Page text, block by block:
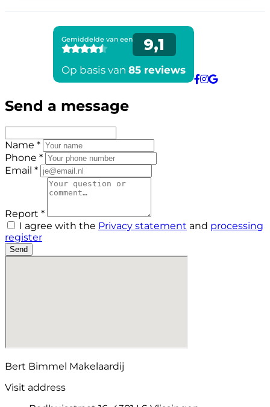
Send a message
Name *
Phone *
Email *
Report *
I agree with the Privacy statement and processing
register
Send
Bert Bimmel Makelaardij
Visit address